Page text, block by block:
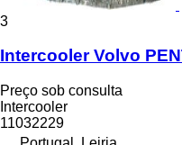
3
Intercooler Volvo
Preço sob consulta
Intercooler
11032229